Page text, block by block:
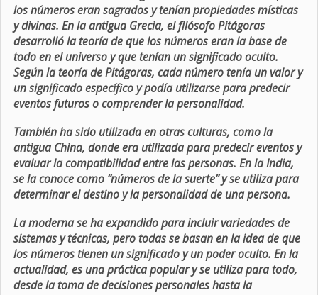
los números eran sagrados y tenían propiedades místicas
y divinas. En la antigua Grecia, el filósofo Pitágoras
desarrolló la teoría de que los números eran la base de
todo en el universo y que tenían un significado oculto.
Según la teoría de Pitágoras, cada número tenía un valor y
un significado específico y podía utilizarse para predecir
eventos futuros o comprender la personalidad.
También ha sido utilizada en otras culturas, como la
antigua China, donde era utilizada para predecir eventos y
evaluar la compatibilidad entre las personas. En la India,
se la conoce como “números de la suerte” y se utiliza para
determinar el destino y la personalidad de una persona.
La moderna se ha expandido para incluir variedades de
sistemas y técnicas, pero todas se basan en la idea de que
los números tienen un significado y un poder oculto. En la
actualidad, es una práctica popular y se utiliza para todo,
desde la toma de decisiones personales hasta la